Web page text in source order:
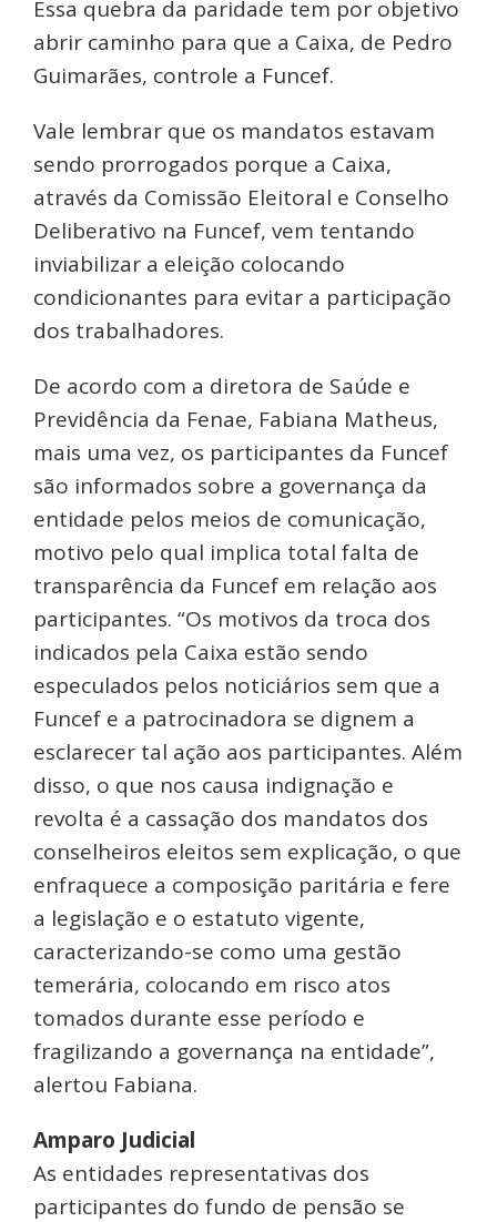
Essa quebra da paridade tem por objetivo
abrir caminho para que a Caixa, de Pedro
Guimarães, controle a Funcef.
Vale lembrar que os mandatos estavam
sendo prorrogados porque a Caixa,
através da Comissão Eleitoral e Conselho
Deliberativo na Funcef, vem tentando
inviabilizar a eleição colocando
condicionantes para evitar a participação
dos trabalhadores.
De acordo com a diretora de Saúde e
Previdência da Fenae, Fabiana Matheus,
mais uma vez, os participantes da Funcef
são informados sobre a governança da
entidade pelos meios de comunicação,
motivo pelo qual implica total falta de
transparência da Funcef em relação aos
participantes. “Os motivos da troca dos
indicados pela Caixa estão sendo
especulados pelos noticiários sem que a
Funcef e a patrocinadora se dignem a
esclarecer tal ação aos participantes. Além
disso, o que nos causa indignação e
revolta é a cassação dos mandatos dos
conselheiros eleitos sem explicação, o que
enfraquece a composição paritária e fere
a legislação e o estatuto vigente,
caracterizando-se como uma gestão
temerária, colocando em risco atos
tomados durante esse período e
fragilizando a governança na entidade”,
alertou Fabiana.
Amparo Judicial
As entidades representativas dos
participantes do fundo de pensão se